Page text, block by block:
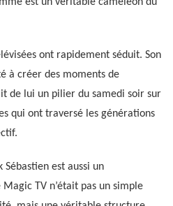
ont rapidement séduit. Son
à créer des moments de
de lui un pilier du samedi soir sur
qui ont traversé les générations
est aussi un
TV n’était pas un simple